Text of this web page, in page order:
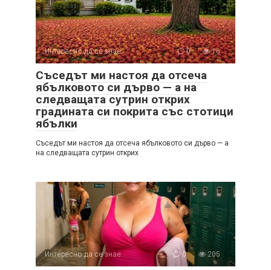
Интересно да се знае 0 16
Съседът ми настоя да отсеча
ябълковото си дърво — а на
следващата сутрин открих
градината си покрита със стотици
ябълки
Съседът ми настоя да отсеча ябълковото си дърво — а
на следващата сутрин открих
Интересно да се знае 0 205